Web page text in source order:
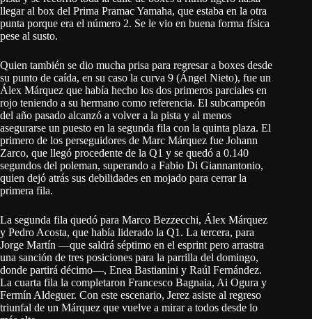
llegar al box del Prima Pramac Yamaha, que estaba en la otra
punta porque era el número 2. Se le vio en buena forma física
pese al susto.
Quien también se dio mucha prisa para regresar a boxes desde
su punto de caída, en su caso la curva 9 (Ángel Nieto), fue un
Álex Márquez que había hecho los dos primeros parciales en
rojo teniendo a su hermano como referencia. El subcampeón
del año pasado alcanzó a volver a la pista y al menos
asegurarse un puesto en la segunda fila con la quinta plaza. El
primero de los perseguidores de Marc Márquez fue Johann
Zarco, que llegó procedente de la Q1 y se quedó a 0.140
segundos del poleman, superando a Fabio Di Giannantonio,
quien dejó atrás sus debilidades en mojado para cerrar la
primera fila.
La segunda fila quedó para Marco Bezzecchi, Álex Márquez
y Pedro Acosta, que había liderado la Q1. La tercera, para
Jorge Martín —que saldrá séptimo en el esprint pero arrastra
una sanción de tres posiciones para la parrilla del domingo,
donde partirá décimo—, Enea Bastianini y Raúl Fernández.
La cuarta fila la completaron Francesco Bagnaia, Ai Ogura y
Fermín Aldeguer. Con este escenario, Jerez asiste al regreso
triunfal de un Márquez que vuelve a mirar a todos desde lo